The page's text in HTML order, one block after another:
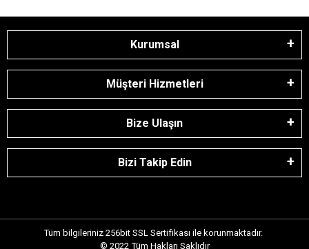
Kurumsal
Müşteri Hizmetleri
Bize Ulaşın
Bizi Takip Edin
Tüm bilgileriniz 256bit SSL Sertifikası ile korunmaktadır.
© 2022 Tüm Hakları Saklıdır